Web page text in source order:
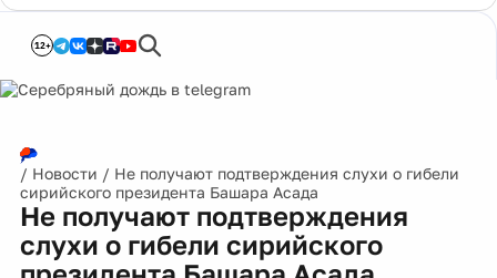
12+
/ Новости / Не получают подтверждения слухи о гибели
сирийского президента Башара Асада
Не получают подтверждения
слухи о гибели сирийского